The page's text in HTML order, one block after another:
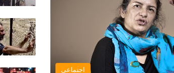
اجتماعی